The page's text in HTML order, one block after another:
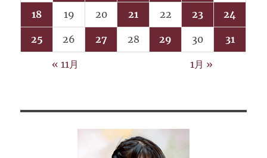
18 19 20 21 22 23 24
25 26 27 28 29 30 31
« 11月 1月 »